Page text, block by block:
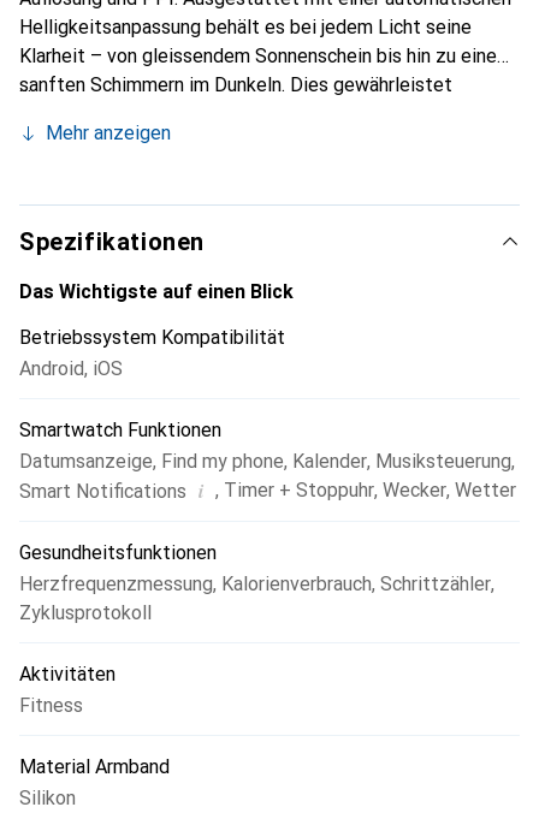
Helligkeitsanpassung behält es bei jedem Licht seine
Klarheit – von gleissendem Sonnenschein bis hin zu einem
sanften Schimmern im Dunkeln. Dies gewährleistet
die Uhr zum perfekten Begleiter, wo immer Sie sind.
Mehr anzeigen
Spezifikationen
Das Wichtigste auf einen Blick
Betriebssystem Kompatibilität
Android, iOS
Smartwatch Funktionen
Datumsanzeige, Find my phone, Kalender, Musiksteuerung,
Smart Notifications i , Timer + Stoppuhr, Wecker, Wetter
Gesundheitsfunktionen
Herzfrequenzmessung, Kalorienverbrauch, Schrittzähler,
Zyklusprotokoll
Aktivitäten
Fitness
Material Armband
Silikon